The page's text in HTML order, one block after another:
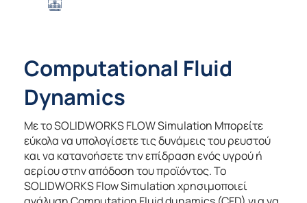
Computational Fluid
Dynamics
Με το SOLIDWORKS FLOW Simulation Μπορείτε
εύκολα να υπολογίσετε τις δυνάμεις του ρευστού
και να κατανοήσετε την επίδραση ενός υγρού ή
αερίου στην απόδοση του προϊόντος. Το
SOLIDWORKS Flow Simulation χρησιμοποιεί